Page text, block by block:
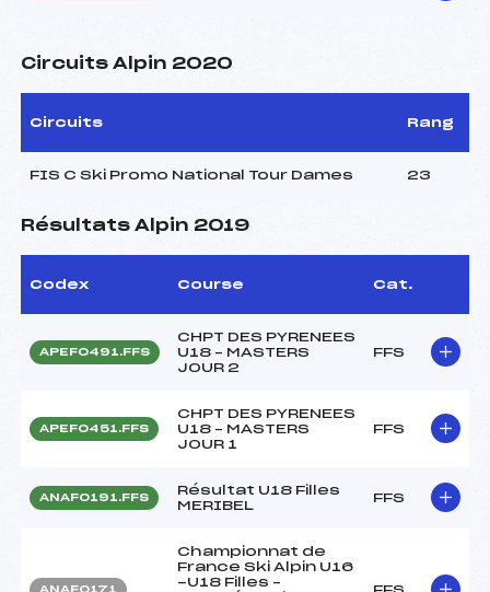
Circuits Alpin 2020
Circuits Rang
FIS C Ski Promo National Tour Dames 23
Résultats Alpin 2019
Codex Course Cat.
APEF0491.FFS
CHPT DES PYRENEES
U18 – MASTERS
JOUR 2
FFS
APEF0451.FFS
CHPT DES PYRENEES
U18 – MASTERS
JOUR 1
FFS
ANAF0191.FFS
Résultat U18 Filles
MERIBEL
FFS
ANAF0171
Championnat de
France Ski Alpin U16
-U18 Filles –
FFS